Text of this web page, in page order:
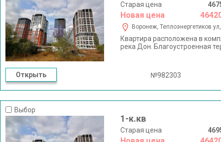
Старая цена
Новая цена
Воронеж, Теплоэнергетиков
Квартира расположена в
река Дон. Благоустроенная
Открыть №982303
Выбор
1-к.кв
Старая цена